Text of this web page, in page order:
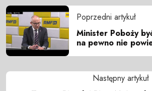
Poprzedni artykuł
Minister Poboży
na pewno nie
Następny artykuł